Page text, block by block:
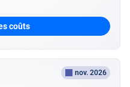
coûts
nov. 2026